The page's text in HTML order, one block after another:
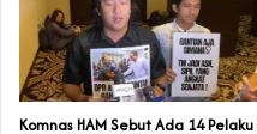
Komnas HAM Sebut Ada 14 Pelaku